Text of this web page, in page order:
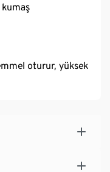
oturur, yüksek